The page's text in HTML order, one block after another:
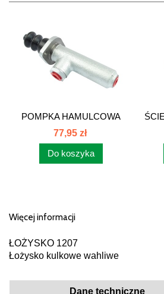
POMPKA HAMULCOWA
KRÓTKA...
77,95 zł
Do koszyka
Więcej informacji
ŁOŻYSKO 1207
Łożysko kulkowe wahliwe
Dane techniczne